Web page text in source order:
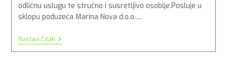
odličnu uslugu te stručno i susretljivo osoblje.Posluje u
sklopu poduzeća Marina Nova d.o.o.…
Nastavi ČitatiApartman
Master
*****